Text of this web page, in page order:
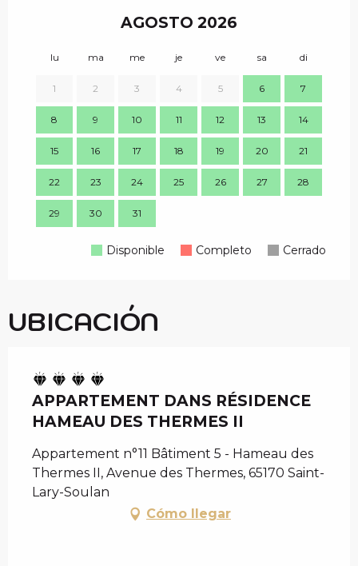
AGOSTO 2026
lu ma me je ve sa di
1 2 3 4 5 6 7
8 9 10 11 12 13 14
15 16 17 18 19 20 21
22 23 24 25 26 27 28
29 30 31
Disponible Completo Cerrado
UBICACIÓN
APPARTEMENT DANS RÉSIDENCE
HAMEAU DES THERMES II
Appartement n°11 Bâtiment 5 - Hameau des
Thermes II, Avenue des Thermes, 65170 Saint-
Lary-Soulan
Cómo llegar